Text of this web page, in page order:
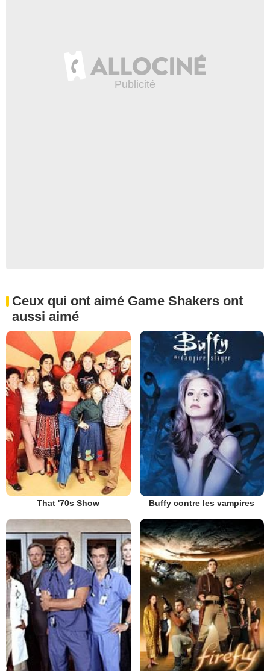
Ceux qui ont aimé Game Shakers ont
aussi aimé
That '70s Show Buffy contre les vampires